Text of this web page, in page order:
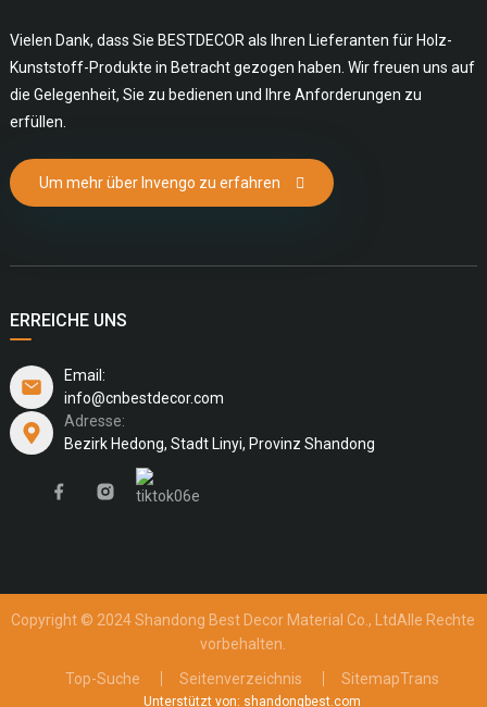
Vielen Dank, dass Sie BESTDECOR als Ihren Lieferanten für Holz-
Kunststoff-Produkte in Betracht gezogen haben. Wir freuen uns auf
die Gelegenheit, Sie zu bedienen und Ihre Anforderungen zu
erfüllen.
Um mehr über Invengo zu erfahren
ERREICHE UNS
Email:
info@cnbestdecor.com
Adresse:
Bezirk Hedong, Stadt Linyi, Provinz Shandong
Copyright © 2024 Shandong Best Decor Material Co., LtdAlle Rechte
vorbehalten.
Top-Suche
Seitenverzeichnis SitemapTrans
Unterstützt von: shandongbest.com